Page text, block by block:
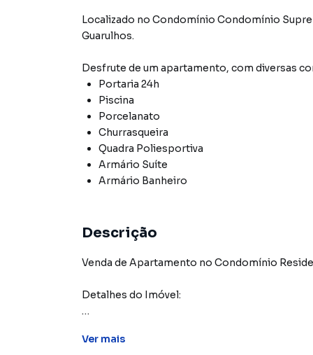
Localizado no Condomínio Condomínio
Guarulhos.
Desfrute de um apartamento, com diversas
Portaria 24h
Piscina
Porcelanato
Churrasqueira
Quadra Poliesportiva
Armário Suíte
Armário Banheiro
Descrição
Venda de Apartamento no Condomínio
Detalhes do Imóvel:
Dormitórios: 2, sendo 1 suíte com armários
Ver mais